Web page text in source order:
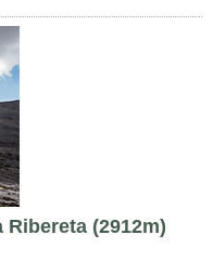
(2912m)